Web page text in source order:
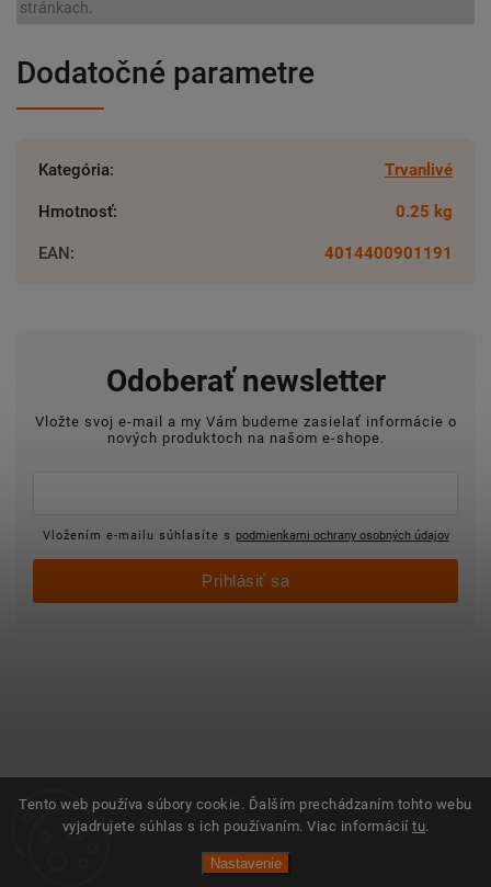
Tento web používa súbory cookie. Ďalším prechádzaním tohto webu
vyjadrujete súhlas s ich používaním. Viac informácií tu.
Nastavenie
stránkach.
Dodatočné parametre
Kategória: Trvanlivé
Hmotnosť: 0.25 kg
EAN: 4014400901191
Odoberať newsletter
Vložte svoj e-mail a my Vám budeme zasielať informácie o
nových produktoch na našom e-shope.
Vložením e-mailu súhlasíte s podmienkami ochrany osobných údajov
Prihlásiť sa